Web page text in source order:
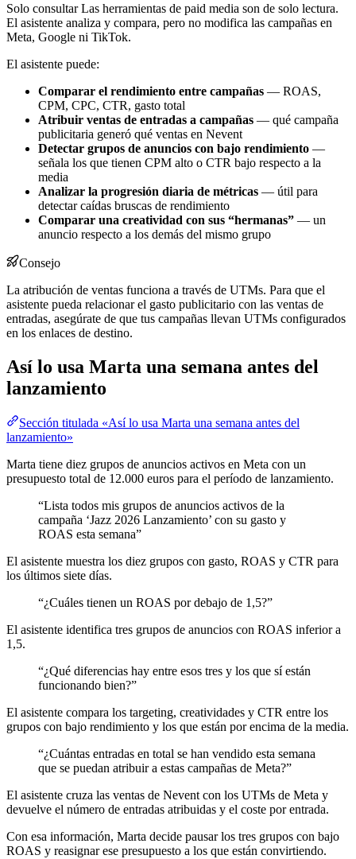
Solo consultarLas herramientas de paid media son de solo lectura.
El asistente analiza y compara, pero no modifica las campañas en
Meta, Google ni TikTok.
El asistente puede:
Comparar el rendimiento entre campañas — ROAS,
CPM, CPC, CTR, gasto total
Atribuir ventas de entradas a campañas — qué campaña
publicitaria generó qué ventas en Nevent
Detectar grupos de anuncios con bajo rendimiento —
señala los que tienen CPM alto o CTR bajo respecto a la
media
Analizar la progresión diaria de métricas — útil para
detectar caídas bruscas de rendimiento
Comparar una creatividad con sus “hermanas” — un
anuncio respecto a los demás del mismo grupo
Consejo
La atribución de ventas funciona a través de UTMs. Para que el
asistente pueda relacionar el gasto publicitario con las ventas de
entradas, asegúrate de que tus campañas llevan UTMs configurados
en los enlaces de destino.
Así lo usa Marta una semana antes del
lanzamiento
Sección titulada «Así lo usa Marta una semana antes del
lanzamiento»
Marta tiene diez grupos de anuncios activos en Meta con un
presupuesto total de 12.000 euros para el período de lanzamiento.
“Lista todos mis grupos de anuncios activos de la
campaña ‘Jazz 2026 Lanzamiento’ con su gasto y
ROAS esta semana”
El asistente muestra los diez grupos con gasto, ROAS y CTR para
los últimos siete días.
“¿Cuáles tienen un ROAS por debajo de 1,5?”
El asistente identifica tres grupos de anuncios con ROAS inferior a
1,5.
“¿Qué diferencias hay entre esos tres y los que sí están
funcionando bien?”
El asistente compara los targeting, creatividades y CTR entre los
grupos con bajo rendimiento y los que están por encima de la media.
“¿Cuántas entradas en total se han vendido esta semana
que se puedan atribuir a estas campañas de Meta?”
El asistente cruza las ventas de Nevent con los UTMs de Meta y
devuelve el número de entradas atribuidas y el coste por entrada.
Con esa información, Marta decide pausar los tres grupos con bajo
ROAS y reasignar ese presupuesto a los que están convirtiendo.